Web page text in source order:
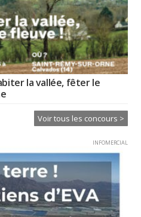
la vallée, fêter le
Voir tous les concours >
INFOMERCIAL